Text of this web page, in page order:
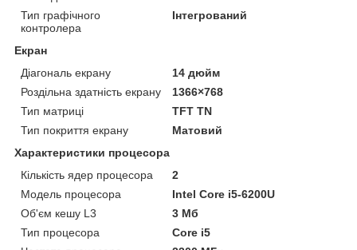
Тип графічного
контролера
Інтегрований
Екран
Діагональ екрану
14 дюйм
Роздільна здатність екрану
1366×768
Тип матриці
TFT TN
Тип покриття екрану
Матовий
Характеристики процесора
Кількість ядер процесора
2
Модель процесора
Intel Core i5-6200U
Об'єм кешу L3
3 Мб
Тип процесора
Core i5